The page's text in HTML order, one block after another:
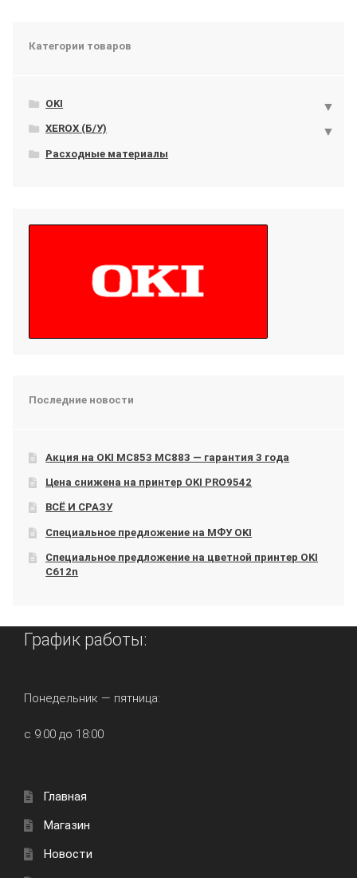
Категории товаров
OKI
XEROX (Б/У)
Расходные материалы
Последние новости
Акция на OKI МС853 МС883 — гарантия 3 года
Цена снижена на принтер OKI PRO9542
ВСЁ И СРАЗУ
Специальное предложение на МФУ OKI
Специальное предложение на цветной принтер OKI
C612n
График работы:
Понедельник — пятница:
с 9:00 до 18:00
Главная
Магазин
Новости